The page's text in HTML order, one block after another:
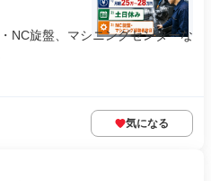
NC旋盤、マシニングセンターな
気になる